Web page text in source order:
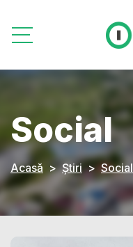
Social
Acasă Știri Social